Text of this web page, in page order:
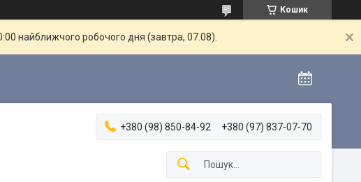
Кошик
найближчого робочого дня (завтра, 07.08).
+380 (98) 850-84-92 +380 (97) 837-07-70